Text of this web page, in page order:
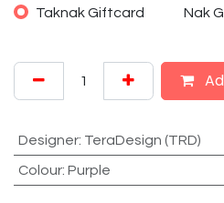
Taknak Giftcard Nak
Designer: TeraDesign (TRD)
Colour: Purple